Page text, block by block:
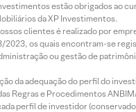
estão obrigados ao
da XP Investimentos.
clientes é realizado por
2023, os quais encontram-se
ou gestão de
da adequação do perfil do
Regras e Procedimentos
perfil de investidor